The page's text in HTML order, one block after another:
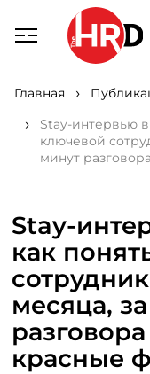
Главная
Stay-интервью
ключевой
минут
Stay-
как
месяца,
красные